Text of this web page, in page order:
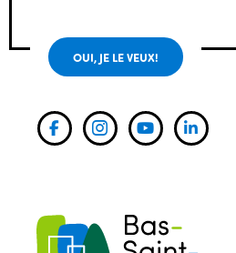
OUI, JE LE VEUX!